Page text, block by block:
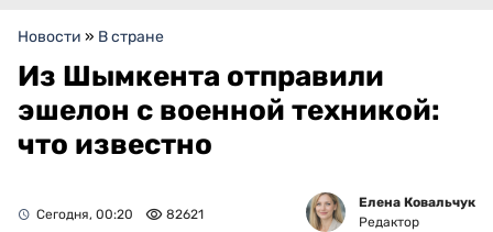
Новости » В стране
Из Шымкента отправили
эшелон с военной техникой:
что известно
Сегодня, 00:20 82621
Елена Ковальчук
Редактор